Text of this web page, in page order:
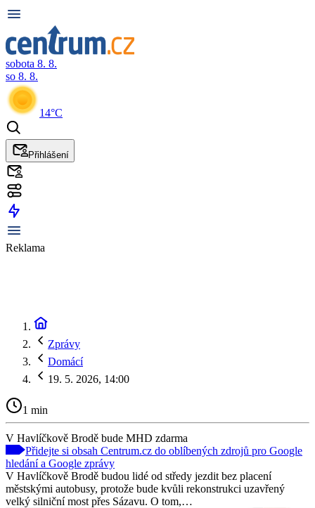
sobota 8. 8.
so 8. 8.
14°C
Přihlášení
Reklama
Zprávy
Domácí
19. 5. 2026, 14:00
1 min
V Havlíčkově Brodě bude MHD zdarma
Přidejte si obsah Centrum.cz do oblíbených zdrojů pro Google
hledání a Google zprávy
V Havlíčkově Brodě budou lidé od středy jezdit bez placení
městskými autobusy, protože bude kvůli rekonstrukci uzavřený
velký silniční most přes Sázavu. O tom,…